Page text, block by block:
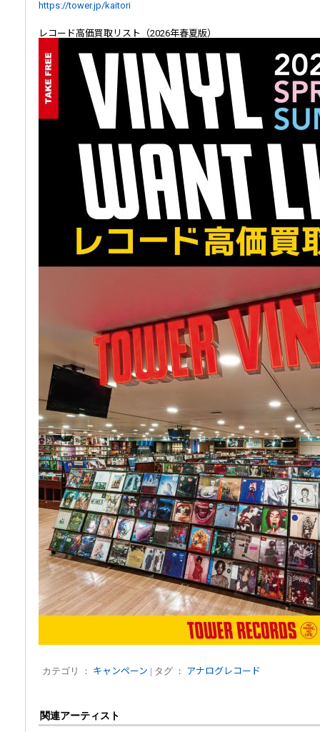
https://tower.jp/kaitori
レコード高価買取リスト（2026年春夏版）
カテゴリ ： キャンペーン | タグ ： アナログレコード
関連アーティスト